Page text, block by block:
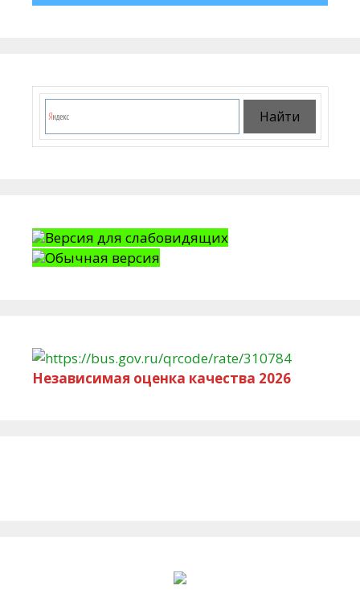
Версия для слабовидящих
Обычная версия
Независимая оценка качества 2026